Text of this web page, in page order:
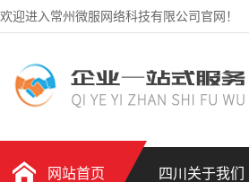
欢迎进入常州微服网络科技有限公司官网！
网站首页 四川关于我们